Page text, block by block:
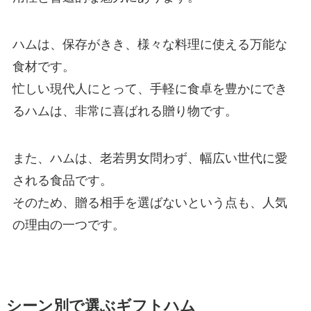
ハムは、保存がきき、様々な料理に使える万能な
食材です。
忙しい現代人にとって、手軽に食卓を豊かにでき
るハムは、非常に喜ばれる贈り物です。
また、ハムは、老若男女問わず、幅広い世代に愛
される食品です。
そのため、贈る相手を選ばないという点も、人気
の理由の一つです。
シーン別で選ぶギフトハム